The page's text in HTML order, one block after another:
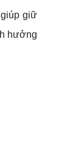
giữ
hưởng